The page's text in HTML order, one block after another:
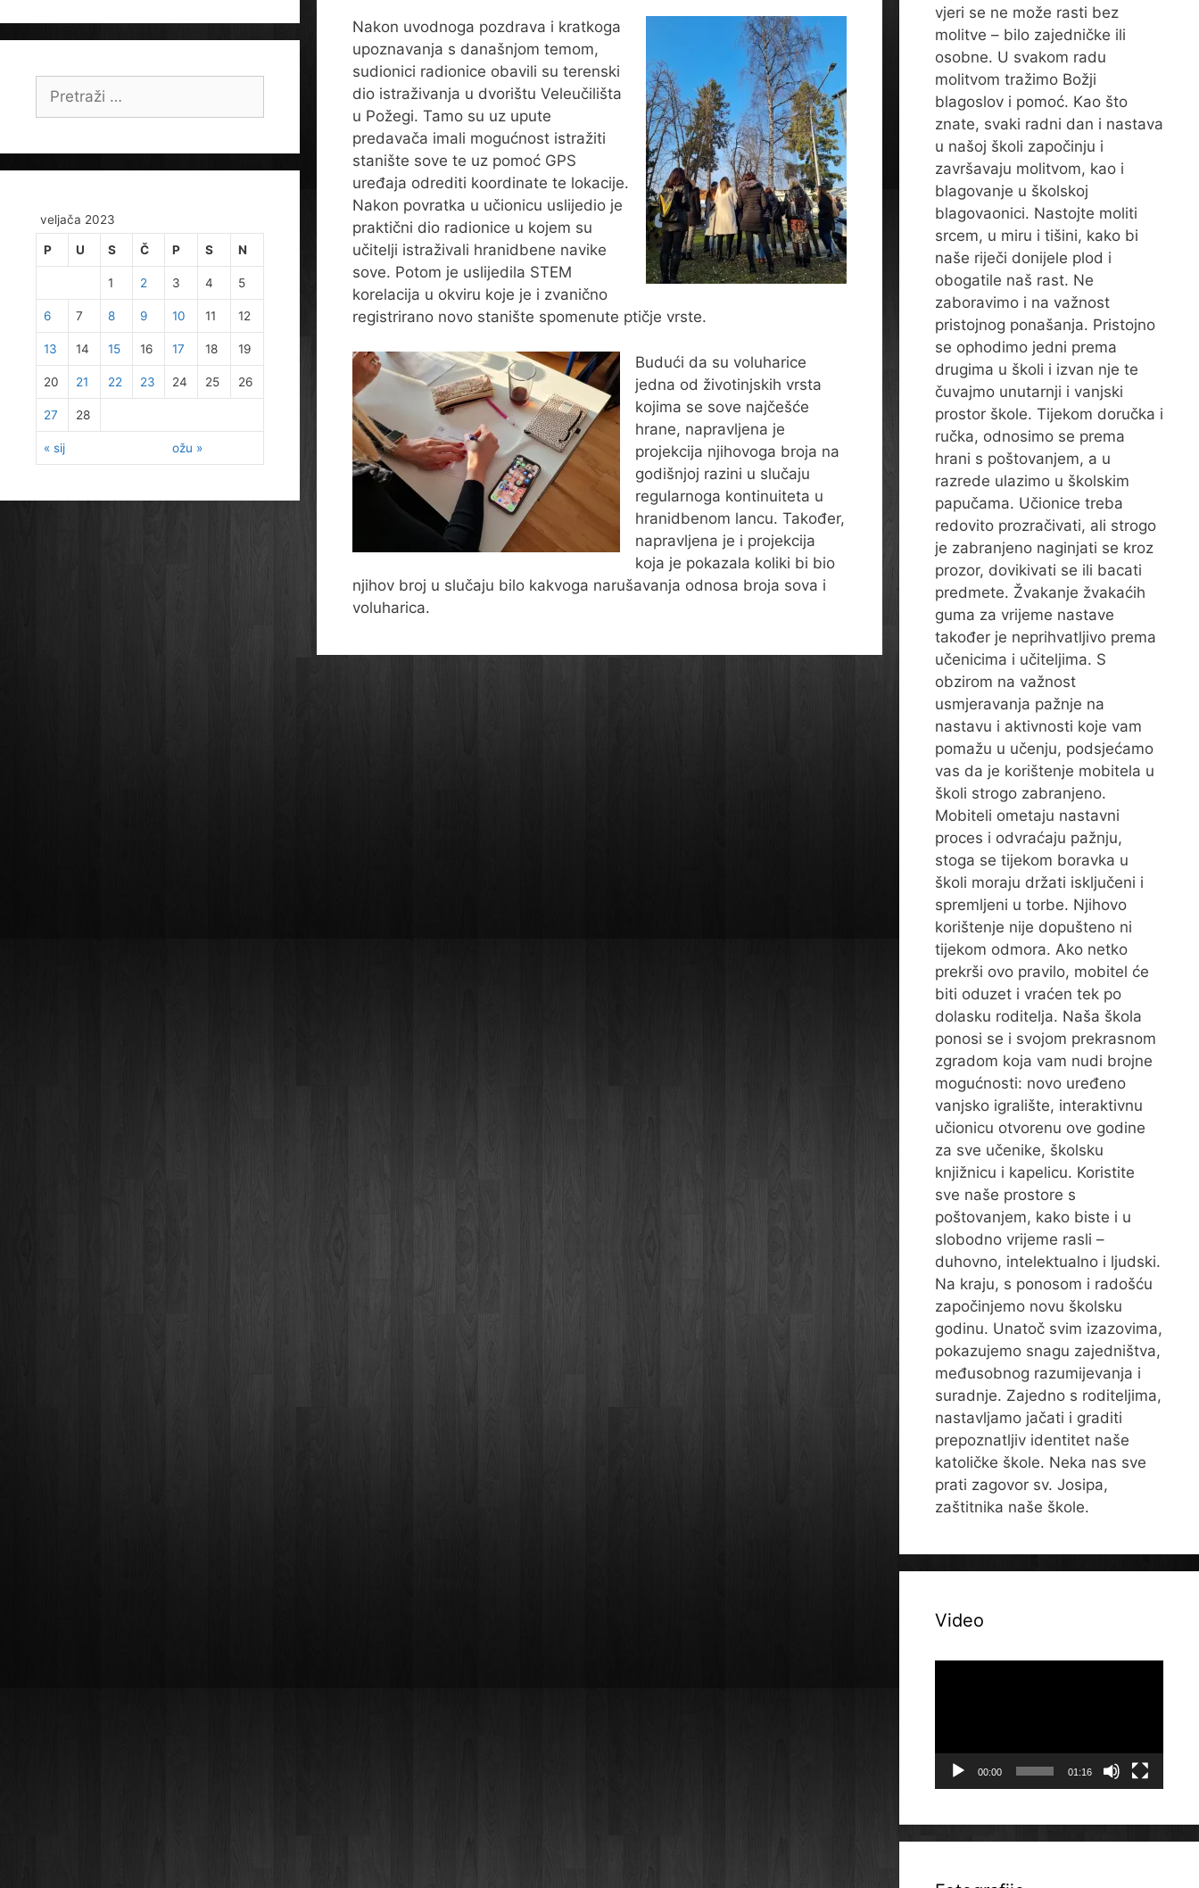
Nakon uvodnoga pozdrava i kratkoga
upoznavanja s današnjom temom,
sudionici radionice obavili su terenski
dio istraživanja u dvorištu Veleučilišta
u Požegi. Tamo su uz upute
predavača imali mogućnost istražiti
stanište sove te uz pomoć GPS
uređaja odrediti koordinate te lokacije.
Nakon povratka u učionicu uslijedio je
praktični dio radionice u kojem su
učitelji istraživali hranidbene navike
sove. Potom je uslijedila STEM
korelacija u okviru koje je i zvanično
registrirano novo stanište spomenute ptičje vrste.
Budući da su voluharice
jedna od životinjskih vrsta
kojima se sove najčešće
hrane, napravljena je
projekcija njihovoga broja na
godišnjoj razini u slučaju
regularnoga kontinuiteta u
hranidbenom lancu. Također,
napravljena je i projekcija
koja je pokazala koliki bi bio
njihov broj u slučaju bilo kakvoga narušavanja odnosa broja sova i
voluharica.
veljača 2023
P U S Č P S N
« sij ožu »
1 2 3 4 5
6 7 8 9 10 11 12
13 14 15 16 17 18 19
20 21 22 23 24 25 26
27 28
vjeri se ne može rasti bez
molitve – bilo zajedničke ili
osobne. U svakom radu
molitvom tražimo Božji
blagoslov i pomoć. Kao što
znate, svaki radni dan i nastava
u našoj školi započinju i
završavaju molitvom, kao i
blagovanje u školskoj
blagovaonici. Nastojte moliti
srcem, u miru i tišini, kako bi
naše riječi donijele plod i
obogatile naš rast. Ne
zaboravimo i na važnost
pristojnog ponašanja. Pristojno
se ophodimo jedni prema
drugima u školi i izvan nje te
čuvajmo unutarnji i vanjski
prostor škole. Tijekom doručka i
ručka, odnosimo se prema
hrani s poštovanjem, a u
razrede ulazimo u školskim
papučama. Učionice treba
redovito prozračivati, ali strogo
je zabranjeno naginjati se kroz
prozor, dovikivati se ili bacati
predmete. Žvakanje žvakaćih
guma za vrijeme nastave
također je neprihvatljivo prema
učenicima i učiteljima. S
obzirom na važnost
usmjeravanja pažnje na
nastavu i aktivnosti koje vam
pomažu u učenju, podsjećamo
vas da je korištenje mobitela u
školi strogo zabranjeno.
Mobiteli ometaju nastavni
proces i odvraćaju pažnju,
stoga se tijekom boravka u
školi moraju držati isključeni i
spremljeni u torbe. Njihovo
korištenje nije dopušteno ni
tijekom odmora. Ako netko
prekrši ovo pravilo, mobitel će
biti oduzet i vraćen tek po
dolasku roditelja. Naša škola
ponosi se i svojom prekrasnom
zgradom koja vam nudi brojne
mogućnosti: novo uređeno
vanjsko igralište, interaktivnu
učionicu otvorenu ove godine
za sve učenike, školsku
knjižnicu i kapelicu. Koristite
sve naše prostore s
poštovanjem, kako biste i u
slobodno vrijeme rasli –
duhovno, intelektualno i ljudski.
Na kraju, s ponosom i radošću
započinjemo novu školsku
godinu. Unatoč svim izazovima,
pokazujemo snagu zajedništva,
međusobnog razumijevanja i
suradnje. Zajedno s roditeljima,
nastavljamo jačati i graditi
prepoznatljiv identitet naše
katoličke škole. Neka nas sve
prati zagovor sv. Josipa,
zaštitnika naše škole.
Video
00:00 01:16